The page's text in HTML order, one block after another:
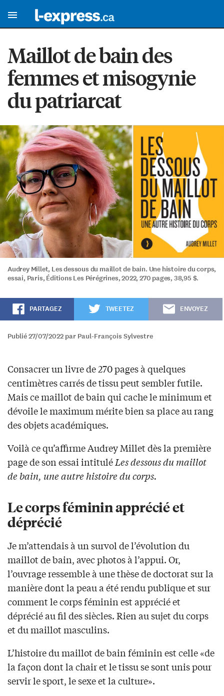
Maillot de bain des
femmes et misogynie
du patriarcat
Audrey Millet, Les dessous du maillot de bain. Une histoire du corps,
essai, Paris, Éditions Les Pérégrines, 2022, 270 pages, 38,95 $.
PARTAGEZ TWEETEZ ENVOYEZ
Publié 27/07/2022 par Paul-François Sylvestre
Consacrer un livre de 270 pages à quelques
centimètres carrés de tissu peut sembler futile.
Mais ce maillot de bain qui cache le minimum et
dévoile le maximum mérite bien sa place au rang
des objets académiques.
Voilà ce qu’affirme Audrey Millet dès la première
page de son essai intituléLes dessous du maillot
de bain, une autre histoire du corps.
Le corps féminin apprécié et
déprécié
Je m’attendais à un survol de l’évolution du
maillot de bain, avec photos à l’appui. Or,
l’ouvrage ressemble à une thèse de doctorat sur la
manière dont la peau a été rendu publique et sur
comment le corps féminin est apprécié et
déprécié au fil des siècles. Rien au sujet du corps
et du maillot masculins.
L’histoire du maillot de bain féminin est celle «de
la façon dont la chair et le tissu se sont unis pour
servir le sport, le sexe et la culture».